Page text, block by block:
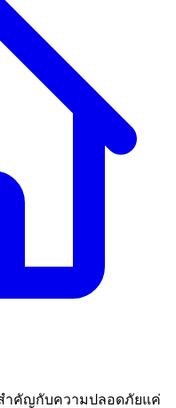
น จำกัด) 2275 ถ.สุขุมวิท
บางจาก เขตพระโขนง
หนือ เขตบางนา
ำคัญกับความปลอดภัยแค่